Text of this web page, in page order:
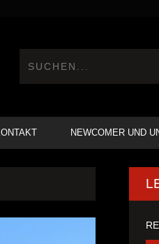
NEWCOMER UND